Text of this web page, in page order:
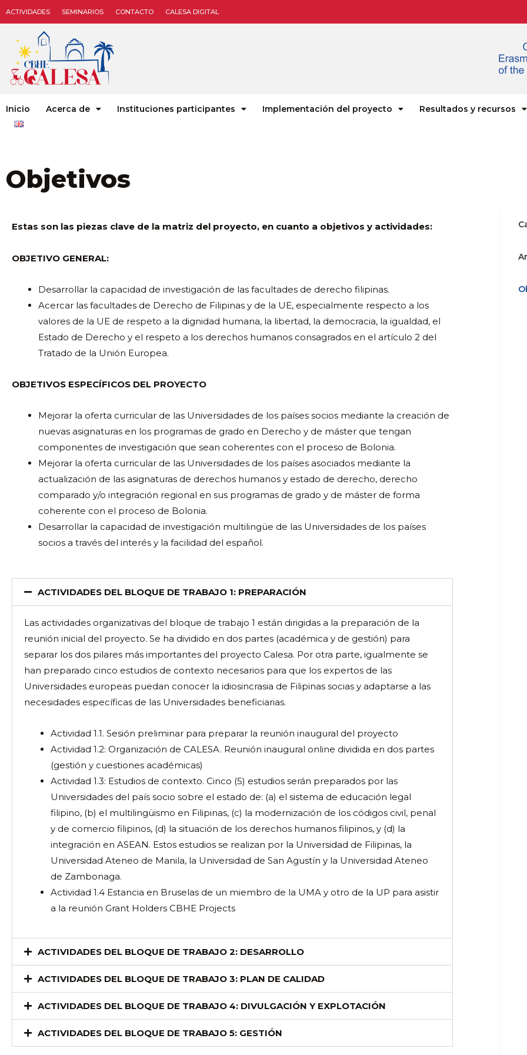
ACTIVIDADES SEMINARIOS CONTACTO CALESA DIGITAL
Inicio Acerca de Instituciones participantes Implementación del proyecto Resultados y recursos
Objetivos
Estas son las piezas clave de la matriz del proyecto, en cuanto a objetivos y actividades:
OBJETIVO GENERAL:
Desarrollar la capacidad de investigación de las facultades de derecho filipinas.
Acercar las facultades de Derecho de Filipinas y de la UE, especialmente respecto a los
valores de la UE de respeto a la dignidad humana, la libertad, la democracia, la igualdad, el
Estado de Derecho y el respeto a los derechos humanos consagrados en el artículo 2 del
Tratado de la Unión Europea.
OBJETIVOS ESPECÍFICOS DEL PROYECTO
Mejorar la oferta curricular de las Universidades de los países socios mediante la creación de
nuevas asignaturas en los programas de grado en Derecho y de máster que tengan
componentes de investigación que sean coherentes con el proceso de Bolonia.
Mejorar la oferta curricular de las Universidades de los países asociados mediante la
actualización de las asignaturas de derechos humanos y estado de derecho, derecho
comparado y/o integración regional en sus programas de grado y de máster de forma
coherente con el proceso de Bolonia.
Desarrollar la capacidad de investigación multilingüe de las Universidades de los países
socios a través del interés y la facilidad del español.
ACTIVIDADES DEL BLOQUE DE TRABAJO 1: PREPARACIÓN
Las actividades organizativas del bloque de trabajo 1 están dirigidas a la preparación de la
reunión inicial del proyecto. Se ha dividido en dos partes (académica y de gestión) para
separar los dos pilares más importantes del proyecto Calesa. Por otra parte, igualmente se
han preparado cinco estudios de contexto necesarios para que los expertos de las
Universidades europeas puedan conocer la idiosincrasia de Filipinas socias y adaptarse a las
necesidades específicas de las Universidades beneficiarias.
Actividad 1.1. Sesión preliminar para preparar la reunión inaugural del proyecto
Actividad 1.2: Organización de CALESA. Reunión inaugural online dividida en dos partes
(gestión y cuestiones académicas)
Actividad 1.3: Estudios de contexto. Cinco (5) estudios serán preparados por las
Universidades del país socio sobre el estado de: (a) el sistema de educación legal
filipino, (b) el multilingüismo en Filipinas, (c) la modernización de los códigos civil, penal
y de comercio filipinos, (d) la situación de los derechos humanos filipinos, y (d) la
integración en ASEAN. Estos estudios se realizan por la Universidad de Filipinas, la
Universidad Ateneo de Manila, la Universidad de San Agustín y la Universidad Ateneo
de Zambonaga.
Actividad 1.4 Estancia en Bruselas de un miembro de la UMA y otro de la UP para asistir
a la reunión Grant Holders CBHE Projects
ACTIVIDADES DEL BLOQUE DE TRABAJO 2: DESARROLLO
ACTIVIDADES DEL BLOQUE DE TRABAJO 3: PLAN DE CALIDAD
ACTIVIDADES DEL BLOQUE DE TRABAJO 4: DIVULGACIÓN Y EXPLOTACIÓN
ACTIVIDADES DEL BLOQUE DE TRABAJO 5: GESTIÓN